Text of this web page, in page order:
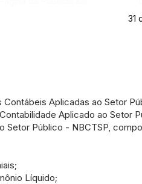
31
Aplicadas ao Setor
Aplicado ao Setor
Setor Público - NBCTSP,
Líquido;